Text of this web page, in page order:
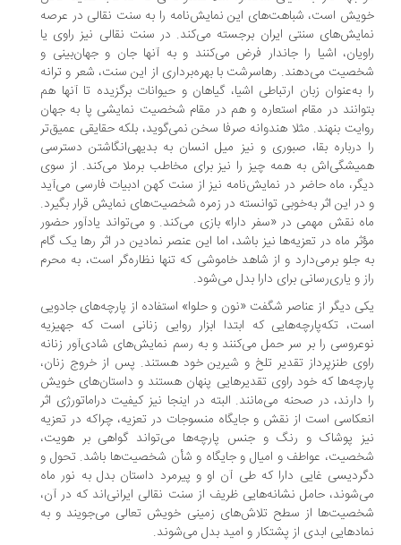
خویش است، شباهت‌های این نمایش‌نامه را به سنت نقالی در عرصه
نمایش‌های سنتی ایران برجسته می‌کند. در سنت نقالی نیز راوی یا
راویان، اشیا را جاندار فرض می‌کنند و به آنها جان و جهان‌بینی و
شخصیت می‌دهند. رهاسرشت با بهره‌برداری از این سنت، شعر و ترانه
را به‌عنوان زبان ارتباطی اشیا، گیاهان و حیوانات برگزیده تا آنها هم
بتوانند در مقام استعاره و هم در مقام شخصیت نمایشی پا به جهان
روایت بنهند. مثلا هندوانه صرفا سخن نمی‌گوید، بلکه حقایقی عمیق‌تر
را درباره بقا، صبوری و نیز میل انسان به بدیهی‌انگاشتن دسترسی
همیشگی‌اش به همه‌ چیز را نیز برای مخاطب برملا می‌کند. از سوی
دیگر، ماه حاضر در نمایش‌نامه نیز از سنت کهن ادبیات فارسی می‌آید
و در این اثر به‌خوبی توانسته در زمره شخصیت‌های نمایش قرار بگیرد.
ماه نقش مهمی در «سفر دارا» بازی می‌کند. و می‌تواند یادآور حضور
مؤثر ماه در تعزیه‌ها نیز باشد، اما این عنصر نمادین در اثر رها یک گام
به جلو برمی‌دارد و از شاهد خاموشی که تنها نظاره‌گر است، به محرم
راز و یاری‌رسانی برای دارا بدل می‌شود.
یکی دیگر از عناصر شگفت «نون و حلوا» استفاده از پارچه‌های جادویی
است، تکه‌پارچه‌هایی که ابتدا ابزار روایی زنانی‌ است که جهیزیه
نوعروسی را بر سر حمل می‌کنند و به‌ رسم نمایش‌های شادی‌‎آور زنانه
راوی طنزپرداز تقدیر تلخ و شیرین خود هستند. پس از خروج زنان،
پارچه‌ها که خود راوی تقدیرهایی پنهان هستند و داستان‌های خویش
را دارند، در صحنه می‌مانند. البته در اینجا نیز کیفیت دراماتورژی اثر
انعکاسی است از نقش و جایگاه منسوجات در تعزیه، چرا‌که در تعزیه
نیز پوشاک و رنگ و جنس پارچه‌ها می‌تواند گواهی بر هویت،
شخصیت، عواطف و امیال و جایگاه و شأن شخصیت‌ها باشد. تحول و
دگردیسی غایی دارا که طی آن او و پیرمرد داستان بدل به نور ماه
می‌شوند، حامل نشانه‌هایی ظریف از سنت نقالی ایرانی‌اند که در آن،
شخصیت‌ها از سطح تلاش‌های زمینی خویش تعالی می‌جویند و به
نمادهایی ابدی از پشتکار و امید بدل می‌شوند.